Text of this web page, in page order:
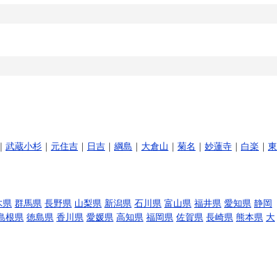
｜ 武蔵小杉 ｜ 元住吉 ｜ 日吉 ｜ 綱島 ｜ 大倉山 ｜ 菊名 ｜ 妙蓮寺 ｜ 白楽 ｜ 東
県 群馬県 長野県 山梨県 新潟県 石川県 富山県 福井県 愛知県 静岡
根県 徳島県 香川県 愛媛県 高知県 福岡県 佐賀県 長崎県 熊本県 大